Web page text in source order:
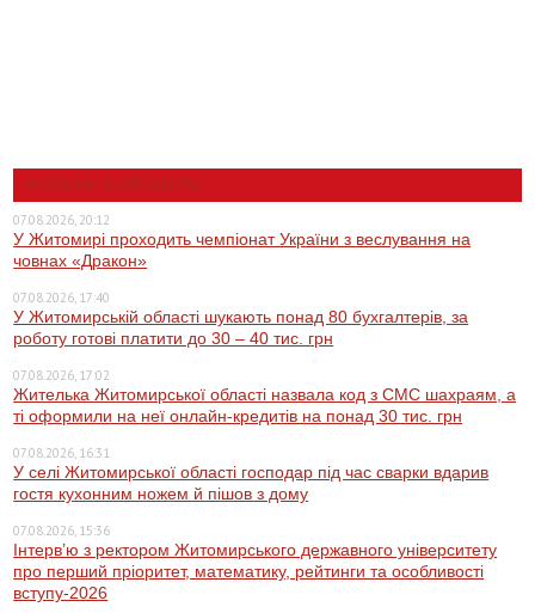
НОВИНИ ЖИТОМИРА
07.08.2026, 20:12
У Житомирі проходить чемпіонат України з веслування на
човнах «Дракон»
07.08.2026, 17:40
У Житомирській області шукають понад 80 бухгалтерів, за
роботу готові платити до 30 – 40 тис. грн
07.08.2026, 17:02
Жителька Житомирської області назвала код з СМС шахраям, а
ті оформили на неї онлайн-кредитів на понад 30 тис. грн
07.08.2026, 16:31
У селі Житомирської області господар під час сварки вдарив
гостя кухонним ножем й пішов з дому
07.08.2026, 15:36
Інтерв’ю з ректором Житомирського державного університету
про перший пріоритет, математику, рейтинги та особливості
вступу-2026